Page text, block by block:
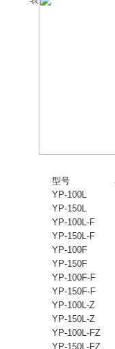
型号
YP-100L
YP-150L
YP-100L-F
YP-150L-F
YP-100F
YP-150F
YP-100F-F
YP-150F-F
YP-100L-Z
YP-150L-Z
YP-100L-FZ
YP-150L-FZ